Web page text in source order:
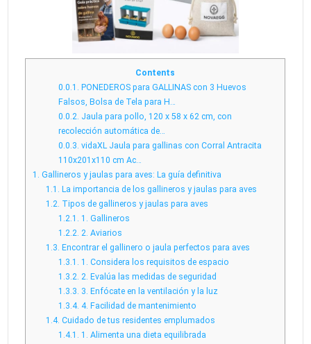
Contents
0.0.1. PONEDEROS para GALLINAS con 3 Huevos
Falsos, Bolsa de Tela para H…
0.0.2. Jaula para pollo, 120 x 58 x 62 cm, con
recolección automática de…
0.0.3. vidaXL Jaula para gallinas con Corral Antracita
110x201x110 cm Ac…
1. Gallineros y jaulas para aves: La guía definitiva
1.1. La importancia de los gallineros y jaulas para aves
1.2. Tipos de gallineros y jaulas para aves
1.2.1. 1. Gallineros
1.2.2. 2. Aviarios
1.3. Encontrar el gallinero o jaula perfectos para aves
1.3.1. 1. Considera los requisitos de espacio
1.3.2. 2. Evalúa las medidas de seguridad
1.3.3. 3. Enfócate en la ventilación y la luz
1.3.4. 4. Facilidad de mantenimiento
1.4. Cuidado de tus residentes emplumados
1.4.1. 1. Alimenta una dieta equilibrada